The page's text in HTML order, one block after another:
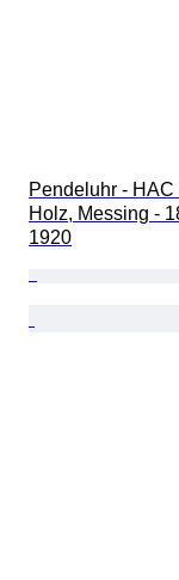
Pendeluhr - HAC
Holz, Messing -
1920